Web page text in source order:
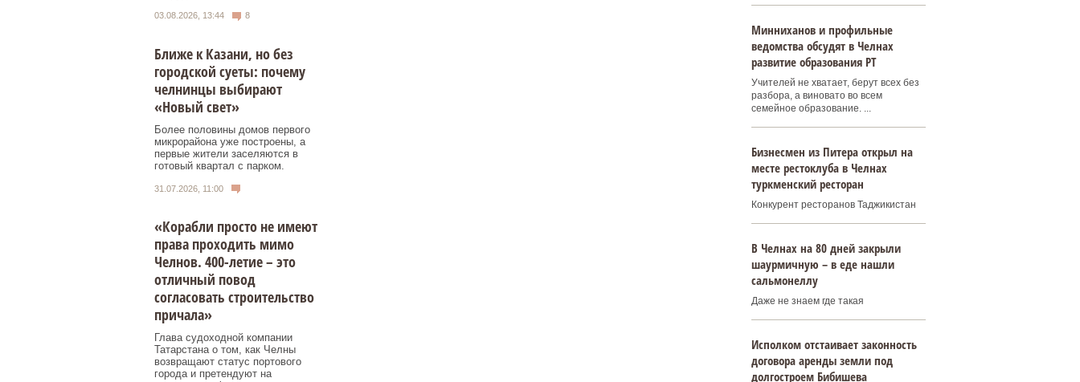
03.08.2026, 13:44 8
Ближе к Казани, но без
городской суеты: почему
челнинцы выбирают
«Новый свет»
Более половины домов первого
микрорайона уже построены, а
первые жители заселяются в
готовый квартал с парком.
31.07.2026, 11:00
«Корабли просто не имеют
права проходить мимо
Челнов. 400-летие – это
отличный повод
согласовать строительство
причала»
Глава судоходной компании
Татарстана о том, как Челны
возвращают статус портового
города и претендуют на
Минниханов и профильные
ведомства обсудят в Челнах
развитие образования РТ
Учителей не хватает, берут всех без
разбора, а виновато во всем
семейное образование. ...
Бизнесмен из Питера открыл на
месте рестоклуба в Челнах
туркменский ресторан
Конкурент ресторанов Таджикистан
В Челнах на 80 дней закрыли
шаурмичную – в еде нашли
сальмонеллу
Даже не знаем где такая
Исполком отстаивает законность
договора аренды земли под
долгостроем Бибишева